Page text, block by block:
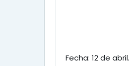
Fecha: 12 de abril.